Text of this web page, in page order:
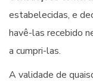
estabelecidas, e
havê-las recebido
a cumpri-las.
A validade de